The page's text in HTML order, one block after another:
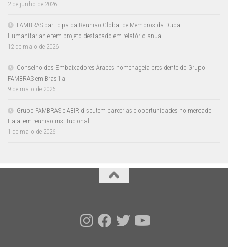
2 de junho de 2026
FAMBRAS participa da Reunião Global de Membros da Dubai
Humanitarian e tem projeto destacado em relatório anual
12 de maio de 2026
Conselho dos Embaixadores Árabes homenageia presidente do Grupo
FAMBRAS em Brasília
9 de maio de 2026
Grupo FAMBRAS e ABIR discutem parcerias e oportunidades no mercado
Halal em reunião institucional
1 de maio de 2026